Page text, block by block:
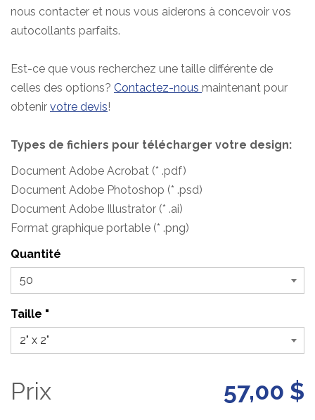
nous contacter et nous vous aiderons à concevoir vos
autocollants parfaits.
Est-ce que vous recherchez une taille différente de
celles des options? Contactez-nous maintenant pour
obtenir votre devis!
Types de fichiers pour télécharger votre design:
Document Adobe Acrobat (* .pdf)
Document Adobe Photoshop (* .psd)
Document Adobe Illustrator (* .ai)
Format graphique portable (* .png)
Quantité
Taille "
Prix 57,00 $